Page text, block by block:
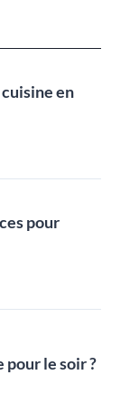
en
pour
le soir ?